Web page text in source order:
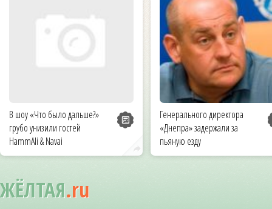
В шоу «Что было дальше?»
грубо унизили гостей
HammAli & Navai
Генерального директора
«Днепра» задержали за
пьяную езду
ЖЁЛТАЯ.ru